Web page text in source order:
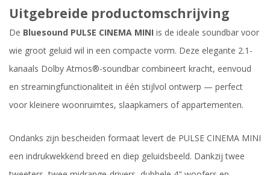
Uitgebreide productomschrijving
De Bluesound PULSE CINEMA MINI is de ideale soundbar voor
wie groot geluid wil in een compacte vorm. Deze elegante 2.1-
kanaals Dolby Atmos®-soundbar combineert kracht, eenvoud
en streamingfunctionaliteit in één stijlvol ontwerp — perfect
voor kleinere woonruimtes, slaapkamers of appartementen.
Ondanks zijn bescheiden formaat levert de PULSE CINEMA MINI
een indrukwekkend breed en diep geluidsbeeld. Dankzij twee